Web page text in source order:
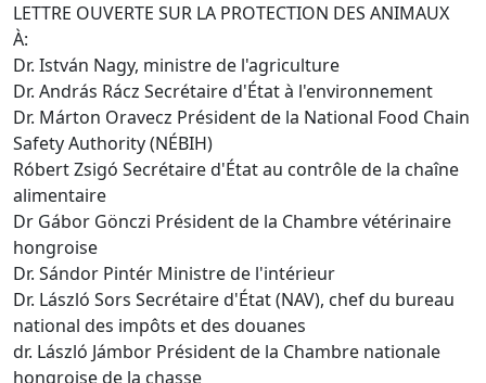
LETTRE OUVERTE SUR LA PROTECTION DES ANIMAUX
À:
Dr. István Nagy, ministre de l'agriculture
Dr. András Rácz Secrétaire d'État à l'environnement
Dr. Márton Oravecz Président de la National Food Chain
Safety Authority (NÉBIH)
Róbert Zsigó Secrétaire d'État au contrôle de la chaîne
alimentaire
Dr Gábor Gönczi Président de la Chambre vétérinaire
hongroise
Dr. Sándor Pintér Ministre de l'intérieur
Dr. László Sors Secrétaire d'État (NAV), chef du bureau
national des impôts et des douanes
dr. László Jámbor Président de la Chambre nationale
hongroise de la chasse